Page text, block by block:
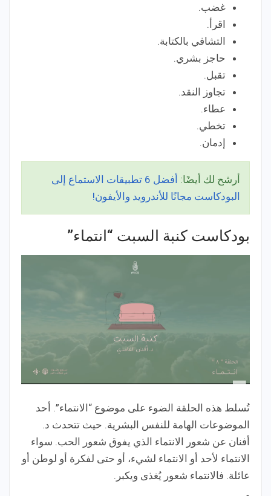
غضب.
اقرأ.
التشافي بالكتابة.
حاجز بشري.
تقبل.
تجاوز النقد.
عطاء.
تخطي.
إدمان.
أرشح لك أيضًا:
أفضل 6 تطبيقات الاستماع إلى
البودكاست مجانًا للأندرويد والأيفون!
بودكاست كنبة السبت “انتماء”
تُسلط هذه الحلقة الضوء على موضوع “الانتماء”. أحد
الموضوعات الهامة للنفس البشرية. حيث تتحدث د.
أفنان عن شعور الانتماء الذي يفوق شعور الحب. سواء
الانتماء لأحد أو الانتماء لشيء، أو حتى لفكرة أو لوطن أو
عائلة. فالانتماء شعور يُغذى ويكبر.